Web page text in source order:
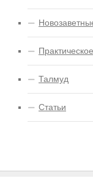
Талмуд
Статьи